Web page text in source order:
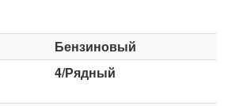
Бензиновый
4/Рядный